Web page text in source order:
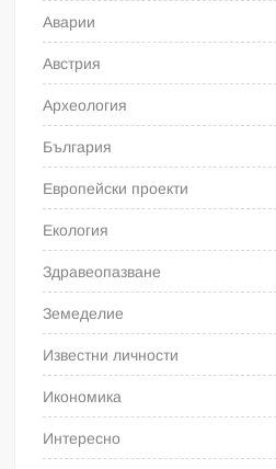
Аварии
Австрия
Археология
България
Европейски проекти
Екология
Здравеопазване
Земеделие
Известни личности
Икономика
Интересно